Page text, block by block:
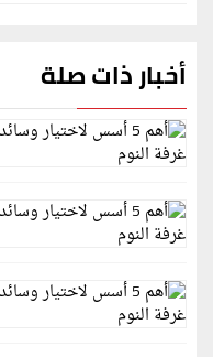
أخبار ذات صلة